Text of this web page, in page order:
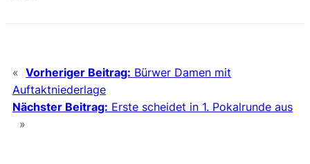
« Vorheriger Beitrag: Bürwer Damen mit
Auftaktniederlage
Nächster Beitrag: Erste scheidet in 1. Pokalrunde aus
»